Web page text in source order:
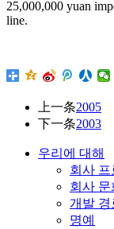
25,000,000 yuan
line.
上一条2005
下一条2003
우리에 대해
회사 프
회사 문
개발 경
명예